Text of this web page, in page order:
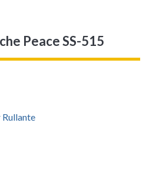
Peace SS-515